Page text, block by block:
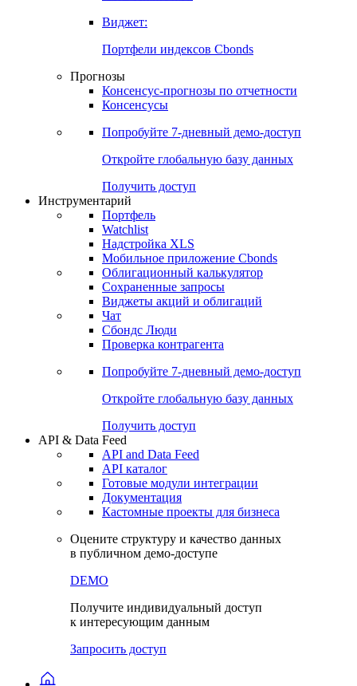
Бензин
Soft Commodities
Виджет:
Портфели индексов Cbonds
Прогнозы
Консенсусы
Попробуйте7-дневный
Откройте глобальную базу данных
Получить доступ
Инструментарий
Портфель
Watchlist
Надстройка XLS
Мобильное приложение Cbonds
Облигационный калькулятор
Сохраненные запросы
Чат
Проверка контрагента
Попробуйте7-дневный
Откройте глобальную базу данных
Получить доступ
API & Data Feed
API and Data Feed
Готовые модули интеграции
Документация
в публичном демо-доступе